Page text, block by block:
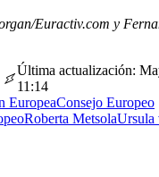
Euractiv.com y
Última actualización:
11:14
EuropeaConsejo Europeo
Roberta MetsolaUrsula